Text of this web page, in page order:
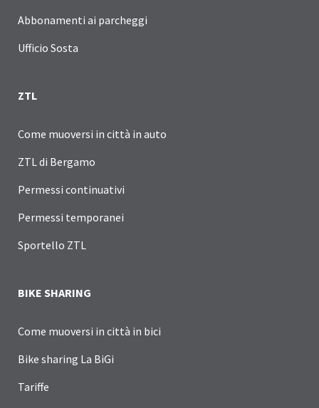
Abbonamenti ai parcheggi
Ufficio Sosta
ZTL
Come muoversi in città in auto
ZTL di Bergamo
Permessi continuativi
Permessi temporanei
Sportello ZTL
BIKE SHARING
Come muoversi in città in bici
Bike sharing La BiGi
Tariffe